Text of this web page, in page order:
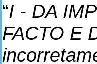
“I - DA
FACTO E